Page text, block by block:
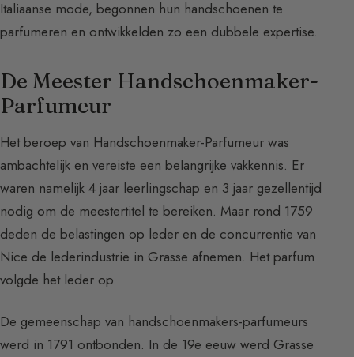
Italiaanse mode, begonnen hun handschoenen te
parfumeren en ontwikkelden zo een dubbele expertise.
De Meester Handschoenmaker-
Parfumeur
Het beroep van Handschoenmaker-Parfumeur was
ambachtelijk en vereiste een belangrijke vakkennis. Er
waren namelijk 4 jaar leerlingschap en 3 jaar gezellentijd
nodig om de meestertitel te bereiken. Maar rond 1759
deden de belastingen op leder en de concurrentie van
Nice de lederindustrie in Grasse afnemen. Het parfum
volgde het leder op.
De gemeenschap van handschoenmakers-parfumeurs
werd in 1791 ontbonden. In de 19e eeuw werd Grasse